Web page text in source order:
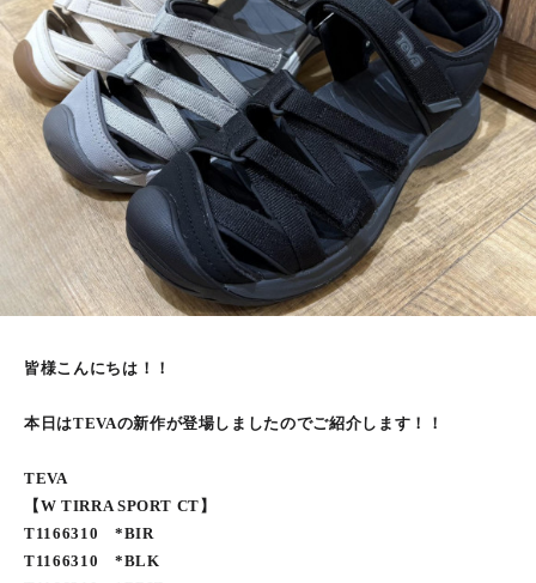
皆様こんにちは！！
本日はTEVAの新作が登場しましたのでご紹介します！！
TEVA
【W TIRRA SPORT CT】
T1166310 *BIR
T1166310 *BLK